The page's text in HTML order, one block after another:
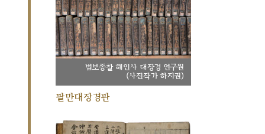
법보종찰 해인사 대장경 연구원
(사진작가 하지권)
팔만대장경판